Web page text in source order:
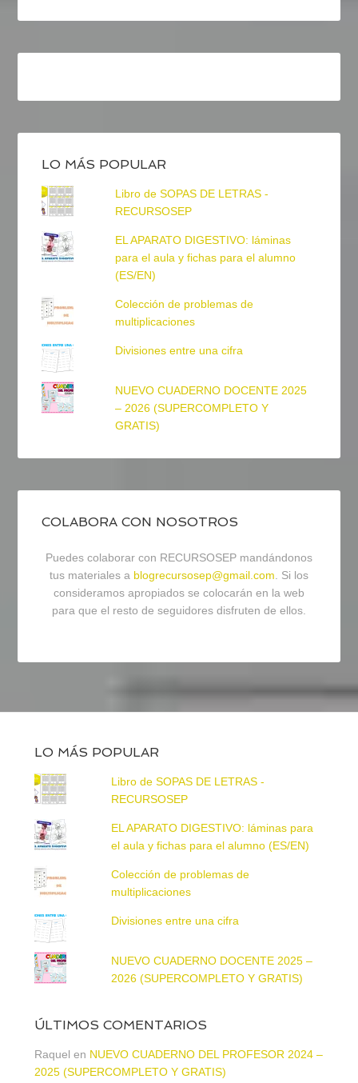
LO MÁS POPULAR
Libro de SOPAS DE LETRAS -
RECURSOSEP
EL APARATO DIGESTIVO: láminas
para el aula y fichas para el alumno
(ES/EN)
Colección de problemas de
multiplicaciones
Divisiones entre una cifra
NUEVO CUADERNO DOCENTE 2025
– 2026 (SUPERCOMPLETO Y
GRATIS)
COLABORA CON NOSOTROS
Puedes colaborar con RECURSOSEP mandándonos
tus materiales a blogrecursosep@gmail.com . Si los
consideramos apropiados se colocarán en la web
para que el resto de seguidores disfruten de ellos.
LO MÁS POPULAR
Libro de SOPAS DE LETRAS -
RECURSOSEP
EL APARATO DIGESTIVO: láminas para
el aula y fichas para el alumno (ES/EN)
Colección de problemas de
multiplicaciones
Divisiones entre una cifra
NUEVO CUADERNO DOCENTE 2025 –
2026 (SUPERCOMPLETO Y GRATIS)
ÚLTIMOS COMENTARIOS
Raquel en NUEVO CUADERNO DEL PROFESOR 2024 –
2025 (SUPERCOMPLETO Y GRATIS)